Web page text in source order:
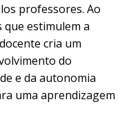
professores. Ao
estimulem a
cria um
do
e da autonomia
uma aprendizagem